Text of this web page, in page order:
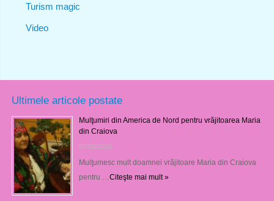
Turism magic
Video
Ultimele articole postate
Mulţumiri din America de Nord pentru vrăjitoarea Maria
din Craiova
07/08/2026
Mulţumesc mult doamnei vrăjitoare Maria din Craiova
pentru … Citeşte mai mult »